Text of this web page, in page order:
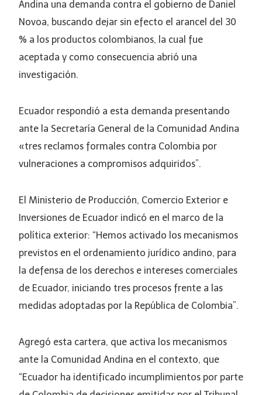
Andina una demanda contra el gobierno de Daniel
Novoa, buscando dejar sin efecto el arancel del 30
% a los productos colombianos, la cual fue
aceptada y como consecuencia abrió una
investigación.
Ecuador respondió a esta demanda presentando
ante la Secretaría General de la Comunidad Andina
«tres reclamos formales contra Colombia por
vulneraciones a compromisos adquiridos”.
El Ministerio de Producción, Comercio Exterior e
Inversiones de Ecuador indicó en el marco de la
política exterior: “Hemos activado los mecanismos
previstos en el ordenamiento jurídico andino, para
la defensa de los derechos e intereses comerciales
de Ecuador, iniciando tres procesos frente a las
medidas adoptadas por la República de Colombia”.
Agregó esta cartera, que activa los mecanismos
ante la Comunidad Andina en el contexto, que
“Ecuador ha identificado incumplimientos por parte